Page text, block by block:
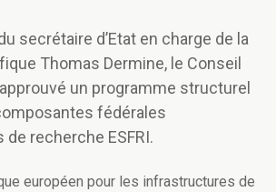
secrétaire d’Etat en charge de la
Thomas Dermine, le Conseil
un programme structurel
fédérales
de recherche ESFRI.
européen pour les infrastructures de